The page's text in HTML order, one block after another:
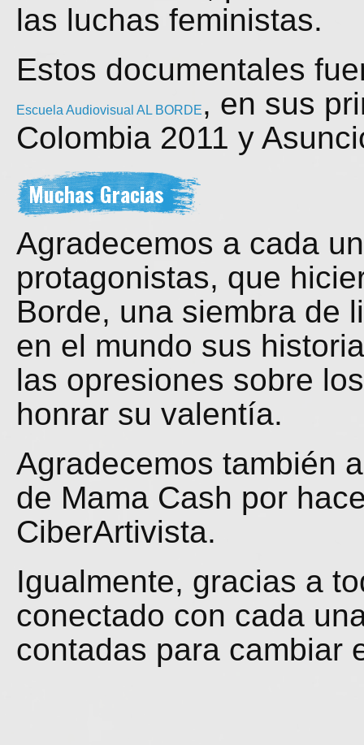
las luchas feministas.
Estos documentales
Escuela Audiovisual AL BORDE , en sus
Colombia 2011 y
Muchas Gracias
Agradecemos a cada
protagonistas, que
Borde, una siembra de
en el mundo sus
las opresiones sobre
honrar su valentía.
Agradecemos también
de Mama Cash por
CiberArtivista.
Igualmente, gracias a
conectado con cada
contadas para cambiar